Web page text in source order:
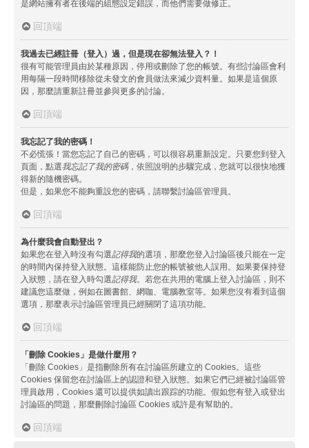
是網站擁有者在後端的組態設定錯誤，而他們需要做修正。
回頂端
我過去已經註冊（登入）過，但是現在卻無法登入？！
很有可能管理員由於某種原因，停用或刪除了您的帳號。有些討論區會利
用每隔一段時間移除從未發文的會員做法來減少資料量。如果是這個原
因，那麼請重新註冊並參與更多的討論。
回頂端
我忘記了我的密碼！
不必慌張！當您忘記了自己的密碼，可以很容易重新設定。只要您到登入
頁面，點選我忘記了我的密碼，依照說明的步驟完成，您就可以很快地獲
得新的隨機密碼。
但是，如果您不能夠重設您的密碼，請聯繫討論區管理員。
回頂端
為什麼我會自動登出？
如果您在登入時沒有勾選記得我的選項，那麼您登入討論區後只能在一定
的時間內保持登入狀態。這樣能防止您的帳號被他人誤用。如果要保持登
入狀態，請在登入時勾選記得我。若您在共用的電腦上登入討論區，則不
建議您這麼做，例如在圖書館、網咖、電腦教室等。如果您沒有看到這個
選項，那麼表示討論區管理員已經關閉了這項功能。
回頂端
「刪除 Cookies」是做什麼用？
「刪除 Cookies」是指刪除所有在討論區所建立的 Cookies。這些
Cookies 保留您在討論區上的認證和登入狀態。如果它們已經被討論區管
理員啟用，Cookies 還可以提供如讀出跟踪的功能。假如您有登入或登出
討論區的問題，那麼刪除討論區 Cookies 或許是有幫助的。
回頂端